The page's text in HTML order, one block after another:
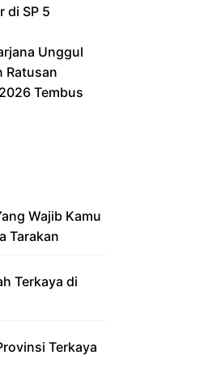
di SP 5
Unggul
Ratusan
Tembus
Wajib Kamu
Tarakan
Terkaya di
Terkaya